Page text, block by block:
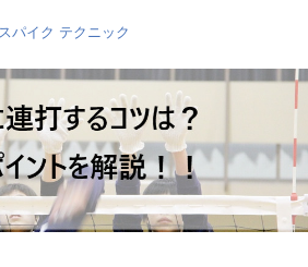
スパイク テクニック